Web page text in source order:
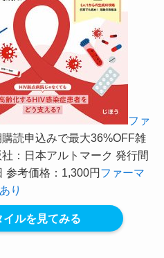
ファ
読申込みで最大36%OFF雑
：日本アルトマーク 発行間
参考価格：1,300円 ファーマ
り
イルを見てみる